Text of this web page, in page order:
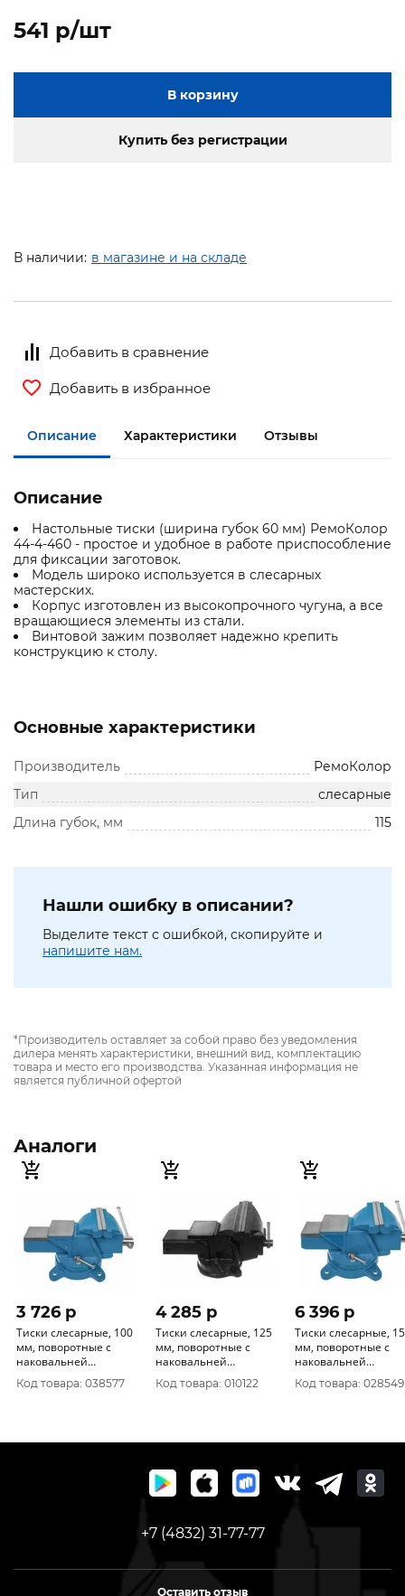
541 p/шт
В корзину
Купить без регистрации
В наличии: в магазине и на складе
Добавить в сравнение
Добавить в избранное
Описание Характеристики Отзывы
Описание
Настольные тиски (ширина губок 60 мм) РемоКолор
44-4-460 - простое и удобное в работе приспособление
для фиксации заготовок.
Модель широко используется в слесарных
мастерских.
Корпус изготовлен из высокопрочного чугуна, а все
вращающиеся элементы из стали.
Винтовой зажим позволяет надежно крепить
конструкцию к столу.
Основные характеристики
Производитель
РемоКолор
Тип
слесарные
Длина губок, мм
115
Нашли ошибку в описании?
Выделите текст с ошибкой, скопируйте и
напишите нам.
*Производитель оставляет за собой право без уведомления
дилера менять характеристики, внешний вид, комплектацию
товара и место его производства. Указанная информация не
является публичной офертой
Аналоги
3 726 p
Тиски слесарные, 100
мм, поворотные с
наковальней
РемоКолор 44-4-210
Код товара: 038577
4 285 p
Тиски слесарные, 125
мм, поворотные с
наковальней
РемоКолор 44-4-212
Код товара: 010122
6 396 p
Тиски слесарные,
мм, поворотные с
наковальней
РемоКолор 44-4-215
Код товара: 028549
+7 (4832) 31-77-77
Оставить отзыв